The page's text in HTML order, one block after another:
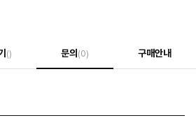
() 문의 (0) 구매안내